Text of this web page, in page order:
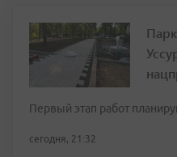
Первый этап работ
сегодня, 21:32